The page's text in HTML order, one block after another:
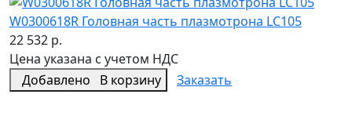
W0300618R Головная часть плазмотрона LC105
22 532 р.
Цена указана с учетом НДС
Добавлено
В корзину Заказать